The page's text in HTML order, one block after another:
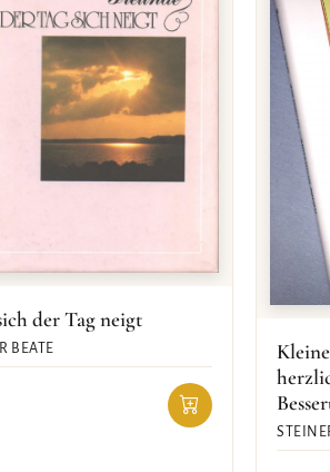
der Tag neigt
BEATE